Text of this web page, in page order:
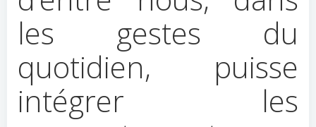
les gestes du
quotidien, puisse
intégrer les